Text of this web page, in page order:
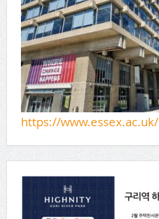
https://www.essex.ac.uk/